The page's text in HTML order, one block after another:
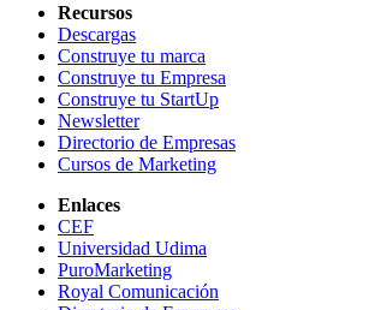
Recursos
Descargas
Construye tu marca
Construye tu Empresa
Construye tu StartUp
Newsletter
Directorio de Empresas
Cursos de Marketing
Enlaces
CEF
Universidad Udima
PuroMarketing
Royal Comunicación